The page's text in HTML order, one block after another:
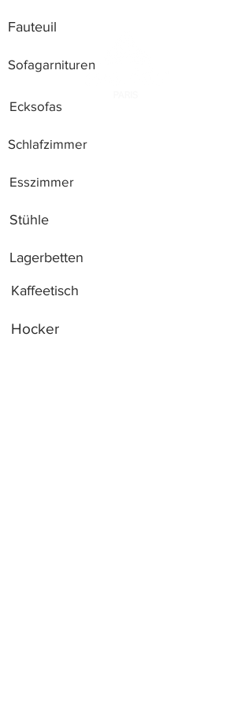
Fauteuil
Sofagarnituren
Ecksofas
Schlafzimmer
Esszimmer
Stühle
Lagerbetten
Kaffeetisch
Hocker